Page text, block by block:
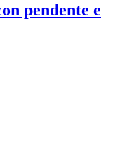
pendente e